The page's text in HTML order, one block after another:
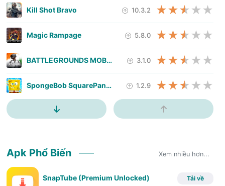
Kill Shot Bravo 10.3.2
Magic Rampage 5.8.0
BATTLEGROUNDS MOBILE INDIA 3.1.0
SpongeBob SquarePants: Battle 1.2.9
Blades of Brim
Apk Phổ Biến Xem nhiều hơn...
SnapTube (Premium Unlocked) Tải về